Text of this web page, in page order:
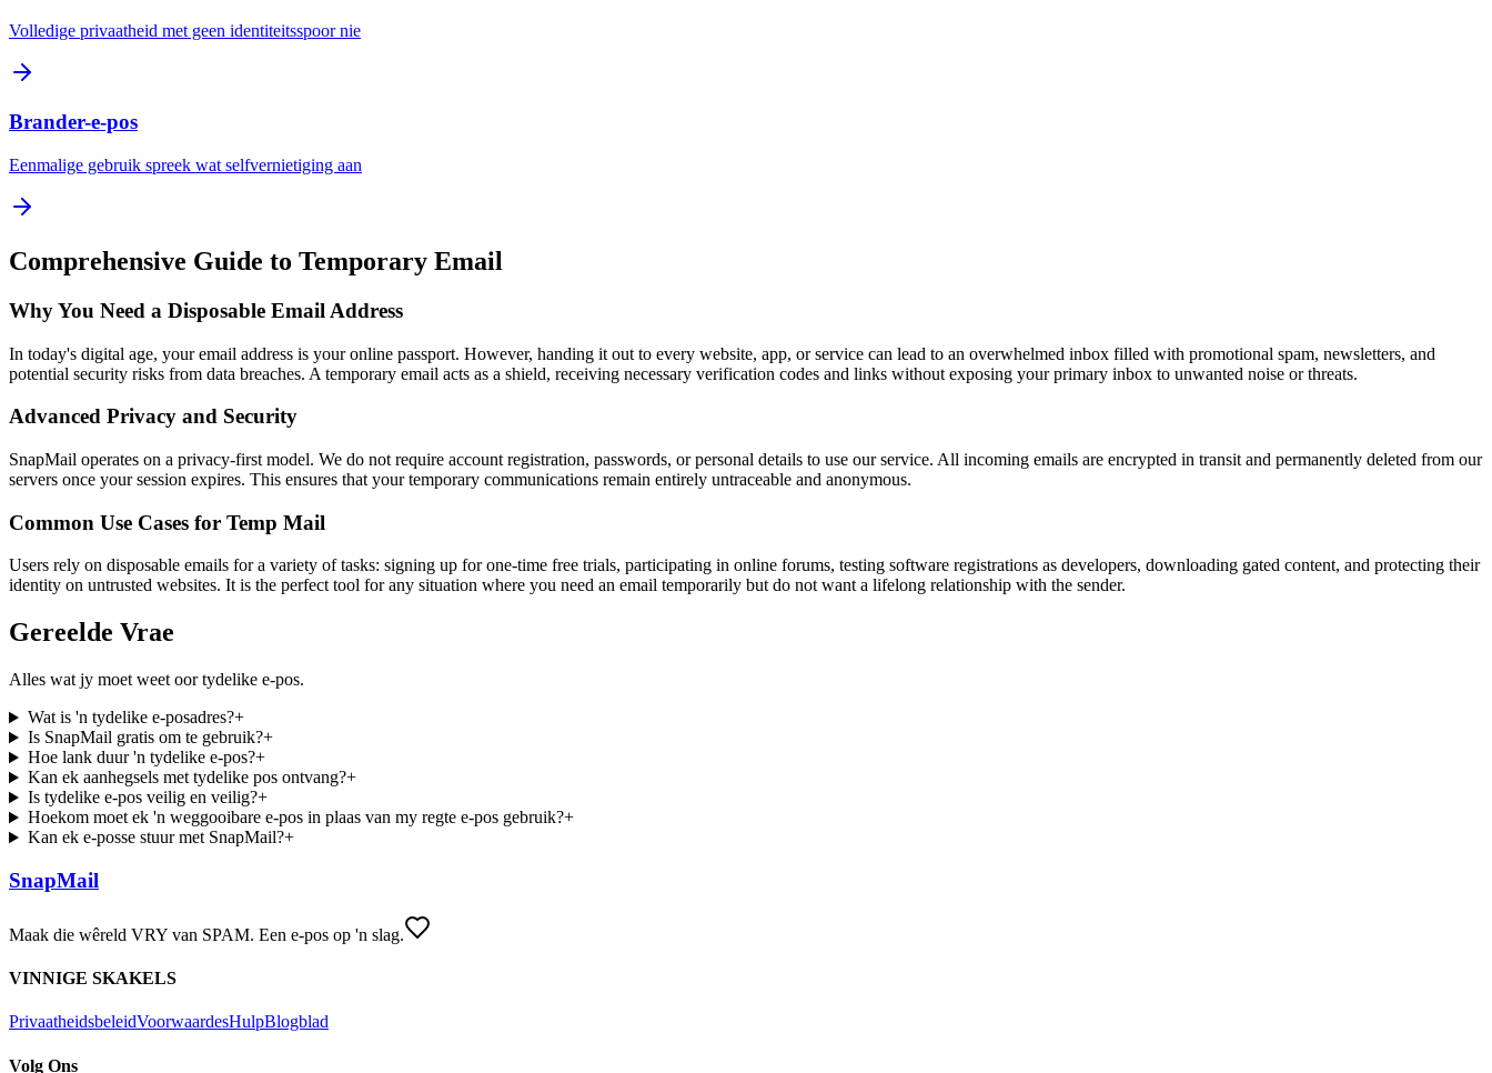
Volledige privaatheid met geen identiteitsspoor nie
Brander-e-pos
Eenmalige gebruik spreek wat selfvernietiging aan
Comprehensive Guide to Temporary Email
Why You Need a Disposable Email Address
In today's digital age, your email address is your online passport. However, handing it out to every website, app, or service can lead to an overwhelmed inbox filled with promotional spam, newsletters, and
potential security risks from data breaches. A temporary email acts as a shield, receiving necessary verification codes and links without exposing your primary inbox to unwanted noise or threats.
Advanced Privacy and Security
SnapMail operates on a privacy-first model. We do not require account registration, passwords, or personal details to use our service. All incoming emails are encrypted in transit and permanently deleted from our
servers once your session expires. This ensures that your temporary communications remain entirely untraceable and anonymous.
Common Use Cases for Temp Mail
Users rely on disposable emails for a variety of tasks: signing up for one-time free trials, participating in online forums, testing software registrations as developers, downloading gated content, and protecting their
identity on untrusted websites. It is the perfect tool for any situation where you need an email temporarily but do not want a lifelong relationship with the sender.
Gereelde Vrae
Alles wat jy moet weet oor tydelike e-pos.
Wat is 'n tydelike e-posadres?+
Is SnapMail gratis om te gebruik?+
Hoe lank duur 'n tydelike e-pos?+
Kan ek aanhegsels met tydelike pos ontvang?+
Is tydelike e-pos veilig en veilig?+
Hoekom moet ek 'n weggooibare e-pos in plaas van my regte e-pos gebruik?+
Kan ek e-posse stuur met SnapMail?+
SnapMail
Maak die wêreld VRY van SPAM. Een e-pos op 'n slag.
VINNIGE SKAKELS
PrivaatheidsbeleidVoorwaardesHulpBlogblad
Volg Ons